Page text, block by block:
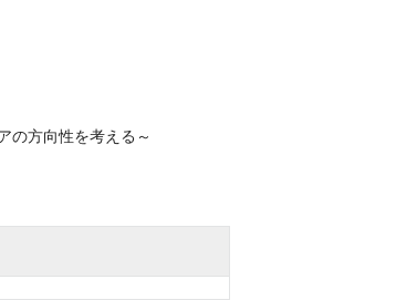
の方向性を考える～